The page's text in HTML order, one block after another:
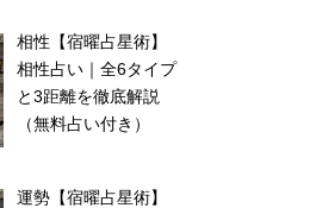
相性【宿曜占星術】
相性占い｜全6タイプ
と3距離を徹底解説
（無料占い付き）
運勢【宿曜占星術】